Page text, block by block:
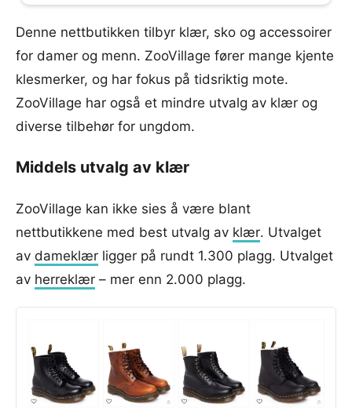
Denne nettbutikken tilbyr klær, sko og accessoirer
for damer og menn. ZooVillage fører mange kjente
klesmerker, og har fokus på tidsriktig mote.
ZooVillage har også et mindre utvalg av klær og
diverse tilbehør for ungdom.
Middels utvalg av klær
ZooVillage kan ikke sies å være blant
nettbutikkene med best utvalg av klær. Utvalget
av dameklær ligger på rundt 1.300 plagg. Utvalget
av herreklær – mer enn 2.000 plagg.